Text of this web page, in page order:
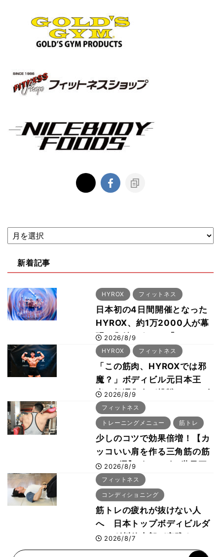
新着記事
HYROX フィットネス
日本初の4日間開催となった
HYROX、約1万2000人が幕
張に集結 すでに「2028、
29年の大会も準備」
2026/8/9
HYROX フィットネス
「この筋肉、HYROXでは邪
魔？」ボディビル元日本王
者・相澤隼人が挑戦 バーピ
ーでは驚異の種目2位
2026/8/9
フィットネス
トレーニングメニュー 筋トレ
少しのコツで効果倍増！【カ
ッコいい肩を作る三角筋の筋
トレ6選】ボディビル世界王
者が解説！
2026/8/9
フィットネス
コンディショニング
筋トレの疲れが抜けない人
へ 日本トップボディビルダ
ー・刈川啓志郎が実践する
「回復習慣」
2026/8/7